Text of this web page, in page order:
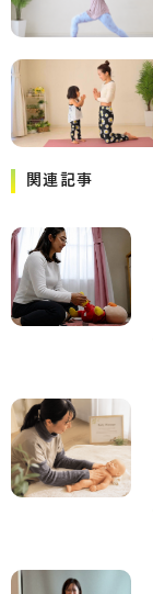
関連記事